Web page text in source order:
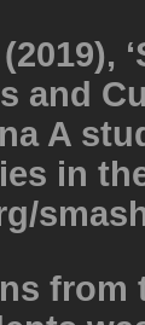
(2019),
and
A
in
from